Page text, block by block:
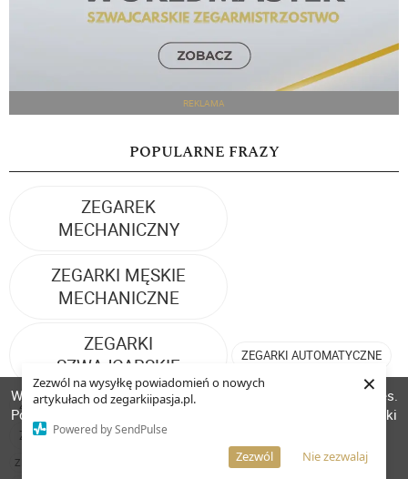
Zezwól na wysyłkę powiadomień o nowych
artykułach od zegarkiipasja.pl.
Powered by SendPulse
Nie zezwalaj
Zezwól
×
REKLAMA
POPULARNE FRAZY
ZEGAREK
MECHANICZNY
ZEGARKI MĘSKIE
MECHANICZNE
ZEGARKI
SZWAJCARSKIE
ZEGARKI AUTOMATYCZNE
ZEGARKI SPORTOWE
PRESTIŻOWE ZEGARKI
ZEGAREK NA PREZENT
ZEGAREK MECHANICZNY
ZEGARKI MĘSKIE MECHANICZNE
ZEGARKI SZWAJCARSKIE
W celu poprawienia jakości usług korzystamy z plików cookies.
Pozostanie na stronie oznacza, iż wyrażasz zgodę na to, że pliki
cookies będą przechowywane w Twoim urządzeniu.
Więcej informacji